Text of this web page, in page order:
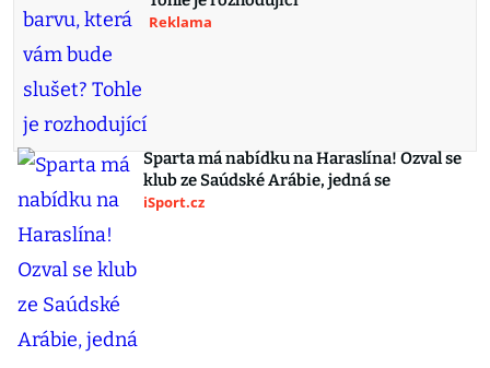
Reklama
Sparta má nabídku na Haraslína! Ozval se
klub ze Saúdské Arábie, jedná se
iSport.cz